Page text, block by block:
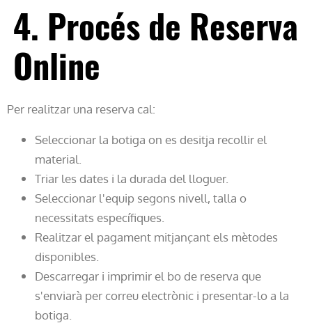
4. Procés de Reserva
Online
Per realitzar una reserva cal:
Seleccionar la botiga on es desitja recollir el
material.
Triar les dates i la durada del lloguer.
Seleccionar l'equip segons nivell, talla o
necessitats específiques.
Realitzar el pagament mitjançant els mètodes
disponibles.
Descarregar i imprimir el bo de reserva que
s'enviarà per correu electrònic i presentar-lo a la
botiga.